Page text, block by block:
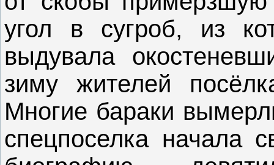
угол в сугроб, из
выдувала
зиму жителей
Многие бараки
спецпоселка начала